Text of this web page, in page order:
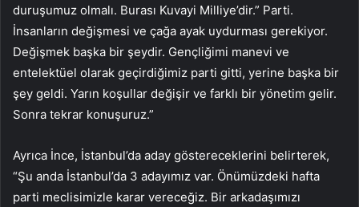
duruşumuz olmalı. Burası Kuvayi Milliye’dir.” Parti.
İnsanların değişmesi ve çağa ayak uydurması gerekiyor.
Değişmek başka bir şeydir. Gençliğimi manevi ve
entelektüel olarak geçirdiğimiz parti gitti, yerine başka bir
şey geldi. Yarın koşullar değişir ve farklı bir yönetim gelir.
Sonra tekrar konuşuruz.”
Ayrıca İnce, İstanbul’da aday göstereceklerini belirterek,
“Şu anda İstanbul’da 3 adayımız var. Önümüzdeki hafta
parti meclisimizle karar vereceğiz. Bir arkadaşımızı